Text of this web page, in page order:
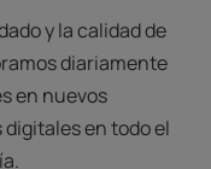
y la calidad de
diariamente
en nuevos
en todo el